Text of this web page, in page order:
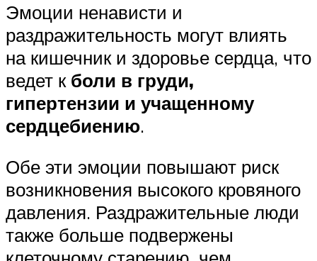
Эмоции ненависти и
раздражительность могут влиять
на кишечник и здоровье сердца, что
ведет к боли в груди,
гипертензии и учащенному
сердцебиению.
Обе эти эмоции повышают риск
возникновения высокого кровяного
давления. Раздражительные люди
также больше подвержены